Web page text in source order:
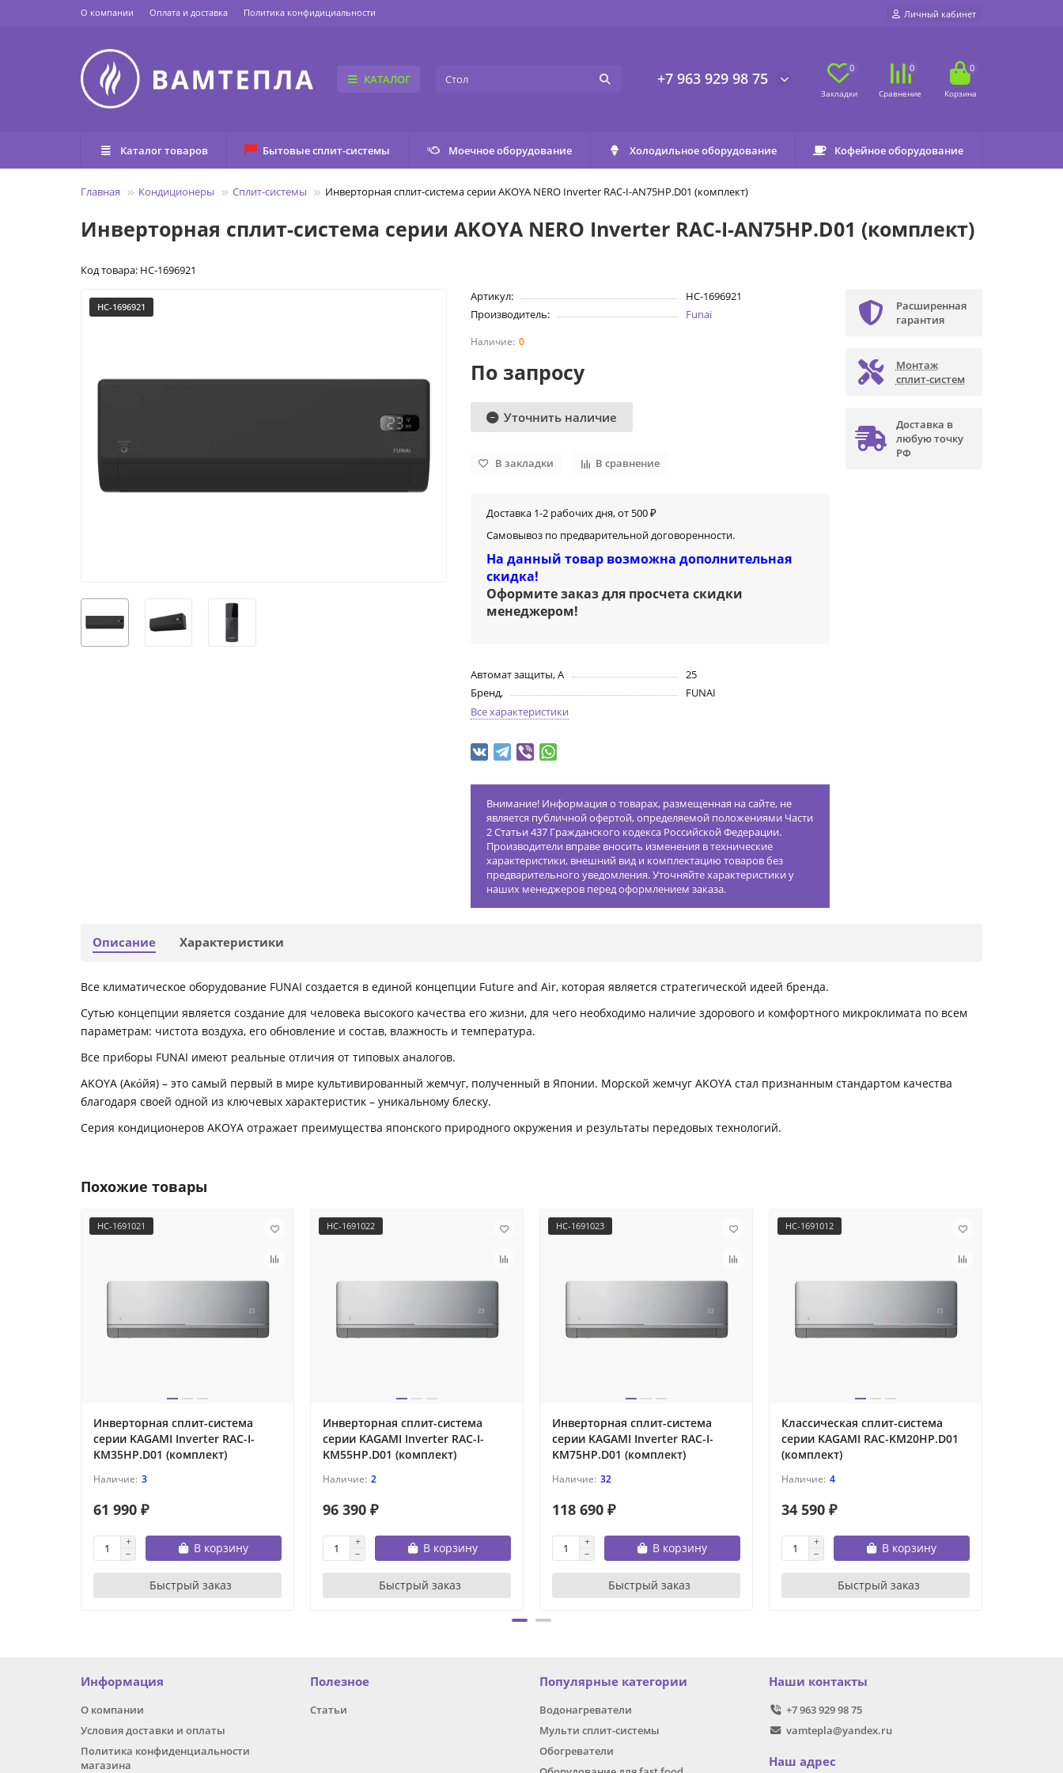
О компании Оплата и доставка Политика конфидициальности Личный кабинет
КАТАЛОГ +7 963 929 98 75
0 0 0
Каталог товаров Бытовые сплит-системы Моечное оборудование Холодильное оборудование Кофейное оборудование
Главная Кондиционеры Сплит-системы Инверторная сплит-система серии AKOYA NERO Inverter RAC-I-AN75HP.D01 (комплект)
Инверторная сплит-система серии AKOYA NERO Inverter RAC-I-AN75HP.D01 (комплект)
Код товара: НС-1696921
НС-1696921
Артикул:
НС-1696921
Производитель:
Funai
0
По запросу
Уточнить наличие
В закладки В сравнение
Доставка 1-2 рабочих дня, от 500 ₽
Самовывоз по предварительной договоренности.
На данный товар возможна дополнительная
скидка!
Оформите заказ для просчета скидки
менеджером!
Автомат защиты, А
25
Бренд,
FUNAI
Все характеристики
Внимание! Информация о товарах, размещенная на сайте, не
является публичной офертой, определяемой положениями Части
2 Статьи 437 Гражданского кодекса Российской Федерации.
Производители вправе вносить изменения в технические
характеристики, внешний вид и комплектацию товаров без
предварительного уведомления. Уточняйте характеристики у
наших менеджеров перед оформлением заказа.
Расширенная
гарантия
Монтаж
сплит-систем
Доставка в
любую точку
РФ
Описание Характеристики
Все климатическое оборудование FUNAI создается в единой концепции Future and Air, которая является стратегической идеей бренда.
Сутью концепции является создание для человека высокого качества его жизни, для чего необходимо наличие здорового и комфортного микроклимата по всем
параметрам: чистота воздуха, его обновление и состав, влажность и температура.
Все приборы FUNAI имеют реальные отличия от типовых аналогов.
AKOYA (Ако́йя) – это самый первый в мире культивированный жемчуг, полученный в Японии. Морской жемчуг AKOYA стал признанным стандартом качества
благодаря своей одной из ключевых характеристик – уникальному блеску.
Серия кондиционеров AKOYA отражает преимущества японского природного окружения и результаты передовых технологий.
Похожие товары
НС-1691021
Инверторная сплит-система
серии KAGAMI Inverter RAC-I-
KM35HP.D01 (комплект)
3
61 990 ₽
В корзину
Быстрый заказ
НС-1691022
Инверторная сплит-система
серии KAGAMI Inverter RAC-I-
KM55HP.D01 (комплект)
2
96 390 ₽
В корзину
Быстрый заказ
НС-1691023
Инверторная сплит-система
серии KAGAMI Inverter RAC-I-
KM75HP.D01 (комплект)
32
118 690 ₽
В корзину
Быстрый заказ
НС-1691012
Классическая сплит-система
серии KAGAMI RAC-KM20HP.D01
(комплект)
4
34 590 ₽
В корзину
Быстрый заказ
Информация
О компании
Условия доставки и оплаты
Политика конфиденциальности
магазина
Полезное
Статьи
Популярные категории
Водонагреватели
Мульти сплит-системы
Обогреватели
Наши контакты
+7 963 929 98 75
vamtepla@yandex.ru
Наш адрес